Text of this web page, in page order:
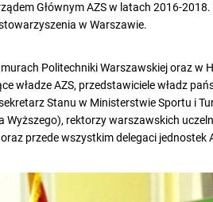
Głównym AZS w latach 2016-
w Warszawie.
Politechniki Warszawskiej oraz w
władze AZS, przedstawiciele władz
Stanu w Ministerstwie Sportu i
rektorzy warszawskich
przede wszystkim delegaci jednostek